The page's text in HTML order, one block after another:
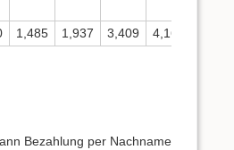
1,485 1,937 3,409 4,162
Bezahlung per Nachname